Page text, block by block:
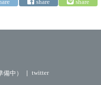
備中） twitter